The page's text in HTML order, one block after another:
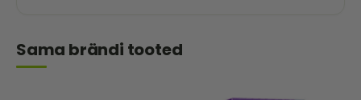
Sama brändi tooted